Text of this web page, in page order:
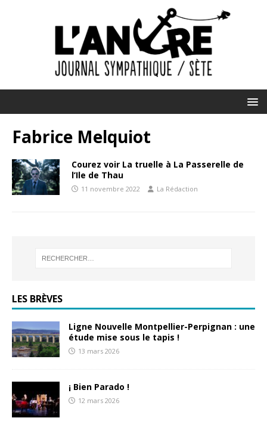
Fabrice Melquiot
Courez voir La truelle à La Passerelle de
l’Ile de Thau
11 novembre 2022 La Rédaction
LES BRÈVES
Ligne Nouvelle Montpellier-Perpignan : une
étude mise sous le tapis !
13 mars 2026
¡ Bien Parado !
12 mars 2026